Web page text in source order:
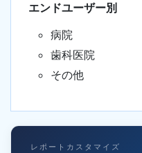
エンドユーザー別
病院
歯科医院
その他
レポートカスタマイズ